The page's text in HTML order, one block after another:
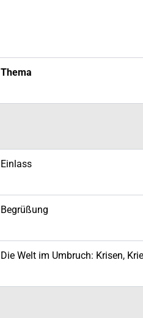
Thema
Einlass
Begrüßung
Die Welt im Umbruch: Krisen,